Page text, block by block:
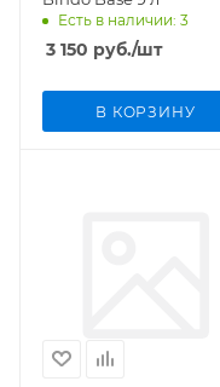
Есть в наличии: 3
3 150 руб./шт
В КОРЗИНУ